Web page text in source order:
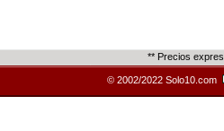
** Precios
© 2002/2022 Solo10.com